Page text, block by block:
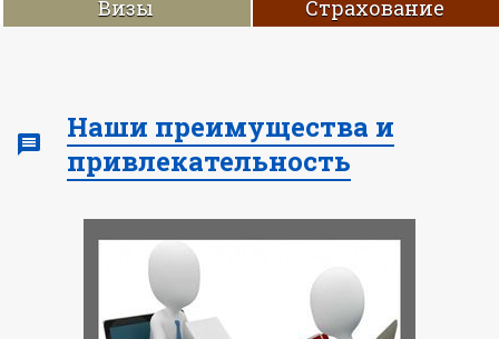
Визы Cтрахование
Наши преимущества и
привлекательность